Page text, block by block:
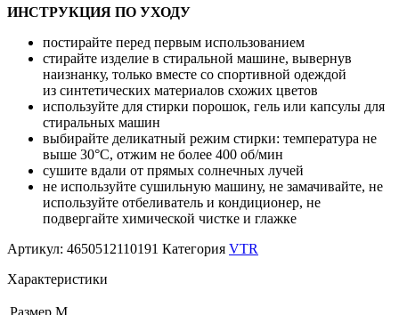
ИНСТРУКЦИЯ ПО УХОДУ
постирайте перед первым использованием
стирайте изделие в стиральной машине, вывернув
наизнанку, только вместе со спортивной одеждой
из синтетических материалов схожих цветов
используйте для стирки порошок, гель или капсулы для
стиральных машин
выбирайте деликатный режим стирки: температура не
выше 30°С, отжим не более 400 об/мин
сушите вдали от прямых солнечных лучей
не используйте сушильную машину, не замачивайте, не
используйте отбеливатель и кондиционер, не
подвергайте химической чистке и глажке
Артикул: 4650512110191 Категория VTR
Характеристики
Размер M